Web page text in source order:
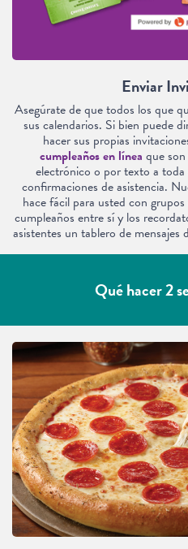
Enviar
Asegúrate de que todos los que
sus calendarios. Si bien puede
hacer sus propias
cumpleaños en línea que
electrónico o por texto a
confirmaciones de asistencia.
hace fácil para usted con
cumpleaños entre sí y los
asistentes un tablero de
Qué hacer 2